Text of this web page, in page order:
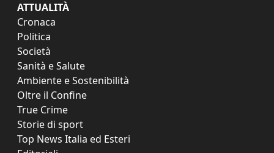
ATTUALITÀ
Cronaca
Politica
Società
Sanità e Salute
Ambiente e Sostenibilità
Oltre il Confine
True Crime
Storie di sport
Top News Italia ed Esteri